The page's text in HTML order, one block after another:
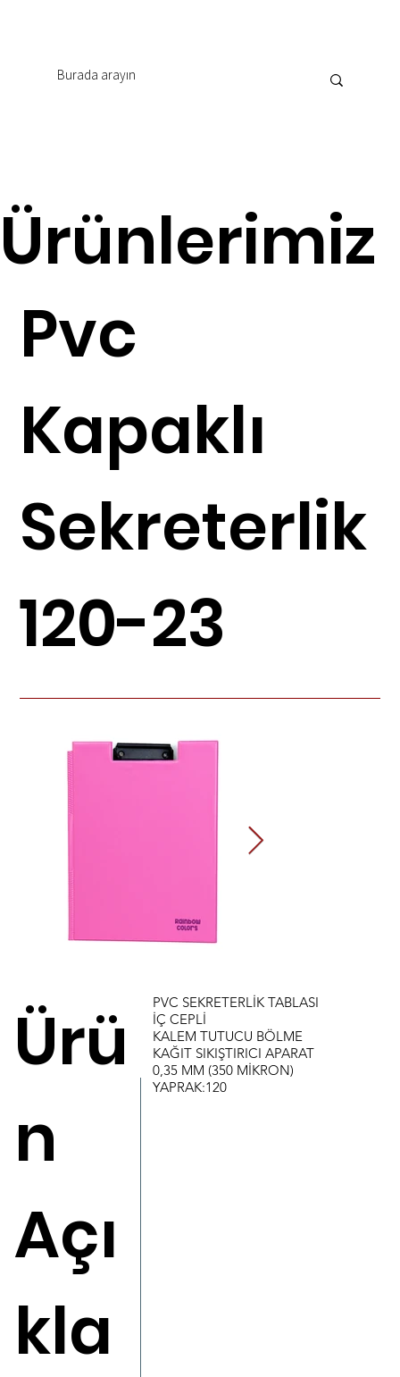
Ürünlerimiz
Pvc
Kapaklı
Sekreterlik
120-23
Ürü
n
Açı
kla
PVC SEKRETERLİK TABLASI
İÇ CEPLİ
KALEM TUTUCU BÖLME
KAĞIT SIKIŞTIRICI APARAT
0,35 MM (350 MİKRON)
YAPRAK:120